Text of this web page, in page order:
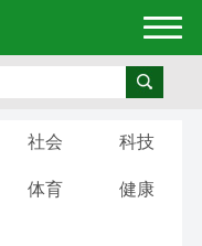
社会 科技
体育 健康